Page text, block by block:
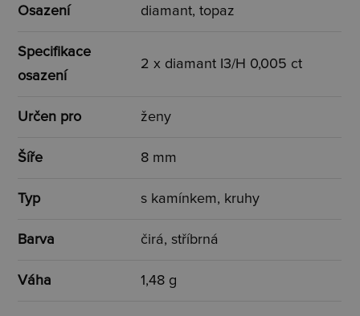
Osazení diamant, topaz
Specifikace
osazení
2 x diamant I3/H 0,005 ct
Určen pro ženy
Šíře 8 mm
Typ s kamínkem, kruhy
Barva čirá, stříbrná
Váha 1,48 g